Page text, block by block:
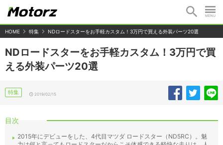
HOME 特集 NDロードスターをお手軽カスタム！3万円で買える外装パーツ20選
NDロードスターをお手軽カスタム！3万円で買
える外装パーツ20選
特集 2019/02/15
目次
2015年にデビューをした、4代目マツダ ロードスター（ND5RC）。魅